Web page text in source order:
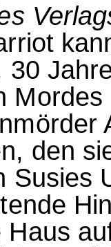
30
den
Susies
Haus